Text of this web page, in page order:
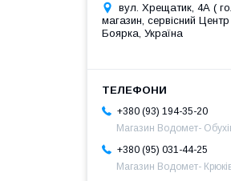
вул. Хрещатик, 4А (
магазин, сервісний
Боярка, Україна
+380 (93) 194-35-20
Магазин Водомет-
+380 (95) 031-44-25
Магазин Водомет-